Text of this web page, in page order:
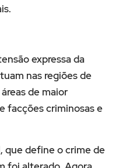
expressa da
nas regiões de
de maior
facções criminosas e
que define o crime de